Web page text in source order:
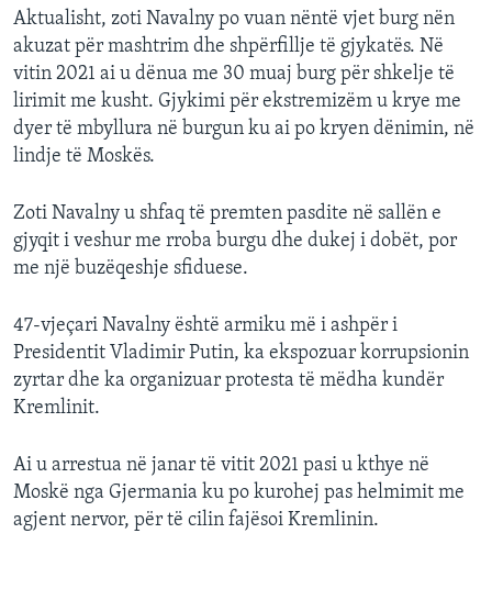
Aktualisht, zoti Navalny po vuan nëntë vjet burg nën
akuzat për mashtrim dhe shpërfillje të gjykatës. Në
vitin 2021 ai u dënua me 30 muaj burg për shkelje të
lirimit me kusht. Gjykimi për ekstremizëm u krye me
dyer të mbyllura në burgun ku ai po kryen dënimin, në
lindje të Moskës.
Zoti Navalny u shfaq të premten pasdite në sallën e
gjyqit i veshur me rroba burgu dhe dukej i dobët, por
me një buzëqeshje sfiduese.
47-vjeçari Navalny është armiku më i ashpër i
Presidentit Vladimir Putin, ka ekspozuar korrupsionin
zyrtar dhe ka organizuar protesta të mëdha kundër
Kremlinit.
Ai u arrestua në janar të vitit 2021 pasi u kthye në
Moskë nga Gjermania ku po kurohej pas helmimit me
agjent nervor, për të cilin fajësoi Kremlinin.